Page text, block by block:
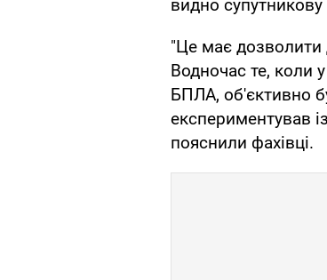
видно
"Це має дозволити
Водночас те, коли
БПЛА, об'єктивно
експериментував
пояснили фахівці.